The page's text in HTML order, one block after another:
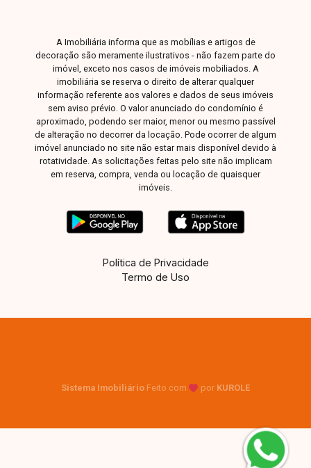
A Imobiliária informa que as mobílias e artigos de
decoração são meramente ilustrativos - não fazem parte do
imóvel, exceto nos casos de imóveis mobiliados. A
imobiliária se reserva o direito de alterar qualquer
informação referente aos valores e dados de seus imóveis
sem aviso prévio. O valor anunciado do condomínio é
aproximado, podendo ser maior, menor ou mesmo passível
de alteração no decorrer da locação. Pode ocorrer de algum
imóvel anunciado no site não estar mais disponível devido à
rotatividade. As solicitações feitas pelo site não implicam
em reserva, compra, venda ou locação de quaisquer
imóveis.
Política de Privacidade
Termo de Uso
Sistema Imobiliário Feito com por KUROLE